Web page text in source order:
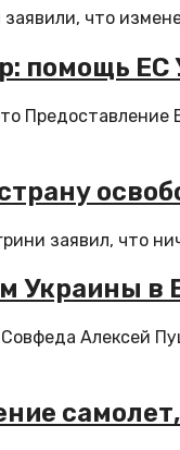
что
помощь ЕС
Предоставление
заявил, что
Украины в
Алексей